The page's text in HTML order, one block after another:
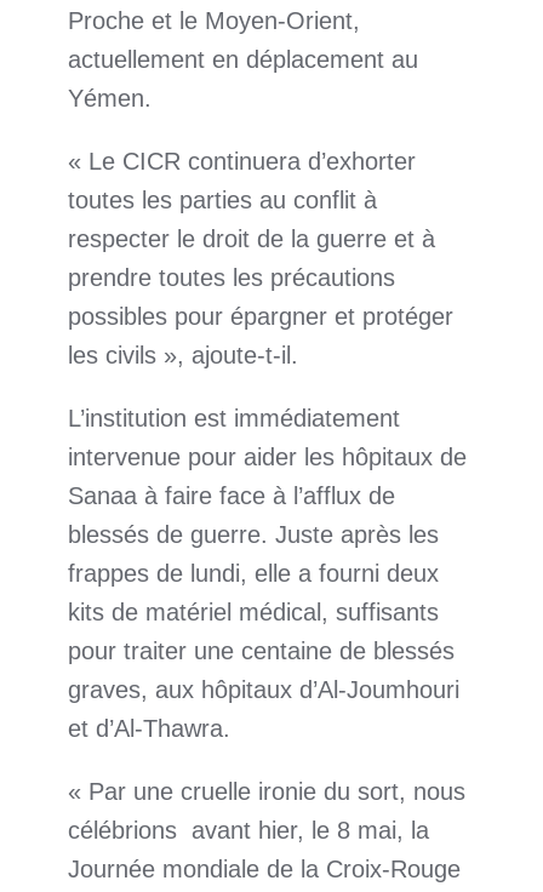
Proche et le Moyen-Orient,
actuellement en déplacement au
Yémen.
« Le CICR continuera d’exhorter
toutes les parties au conflit à
respecter le droit de la guerre et à
prendre toutes les précautions
possibles pour épargner et protéger
les civils », ajoute-t-il.
L’institution est immédiatement
intervenue pour aider les hôpitaux de
Sanaa à faire face à l’afflux de
blessés de guerre. Juste après les
frappes de lundi, elle a fourni deux
kits de matériel médical, suffisants
pour traiter une centaine de blessés
graves, aux hôpitaux d’Al-Joumhouri
et d’Al-Thawra.
« Par une cruelle ironie du sort, nous
célébrions avant hier, le 8 mai, la
Journée mondiale de la Croix‑Rouge